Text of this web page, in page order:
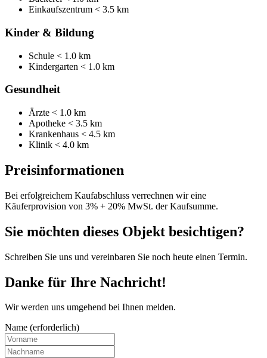
Einkaufszentrum < 3.5 km
Kinder & Bildung
Schule < 1.0 km
Kindergarten < 1.0 km
Gesundheit
Ärzte < 1.0 km
Apotheke < 3.5 km
Krankenhaus < 4.5 km
Klinik < 4.0 km
Preisinformationen
Bei erfolgreichem Kaufabschluss verrechnen wir eine
Käuferprovision von 3% + 20% MwSt. der Kaufsumme.
Sie möchten dieses Objekt besichtigen?
Schreiben Sie uns und vereinbaren Sie noch heute einen Termin.
Danke für Ihre Nachricht!
Wir werden uns umgehend bei Ihnen melden.
Name (erforderlich)